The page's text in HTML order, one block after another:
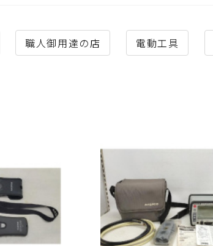
職人御用達の店 電動工具